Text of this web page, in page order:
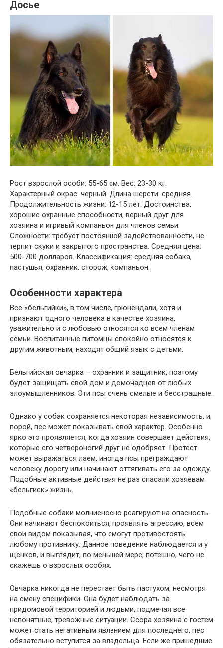
Досье
Рост взрослой особи: 55-65 см. Вес: 23-30 кг.
Характерный окрас: черный. Длина шерсти: средняя.
Продолжительность жизни: 12-15 лет. Достоинства:
хорошие охранные способности, верный друг для
хозяина и игривый компаньон для членов семьи.
Сложности: требует постоянной задействованности, не
терпит скуки и закрытого пространства. Средняя цена:
500-700 долларов. Классификация: средняя собака,
пастушья, охранник, сторож, компаньон.
Особенности характера
Все «бельгийки», в том числе, грюнендали, хотя и
признают одного человека в качестве хозяина,
уважительно и с любовью относятся ко всем членам
семьи. Воспитанные питомцы спокойно относятся к
другим животным, находят общий язык с детьми.
Бельгийская овчарка – охранник и защитник, поэтому
будет защищать свой дом и домочадцев от любых
злоумышленников. Эти псы очень смелые и бесстрашные.
Однако у собак сохраняется некоторая независимость, и,
порой, пес может показывать свой характер. Особенно
ярко это проявляется, когда хозяин совершает действия,
которые его четвероногий друг не одобряет. Протест
может выражаться лаем, иногда псы преграждают
человеку дорогу или начинают оттягивать его за одежду.
Подобные активные действия не раз спасали хозяевам
«бельгиек» жизнь.
Подобные собаки молниеносно реагируют на опасность.
Они начинают беспокоиться, проявлять агрессию, всем
свои видом показывая, что смогут противостоять
любому противнику. Данное поведение наблюдается и у
щенков, и выглядит, по меньшей мере, потешно, чего не
скажешь о взрослых особях.
Овчарка никогда не перестает быть пастухом, несмотря
на смену специфики. Она будет наблюдать за
придомовой территорией и людьми, подмечая все
непонятные, тревожные ситуации. Ссора хозяина с гостем
может стать негативным явлением для последнего, пес
обязательно вступится за владельца. Если же пришедшие